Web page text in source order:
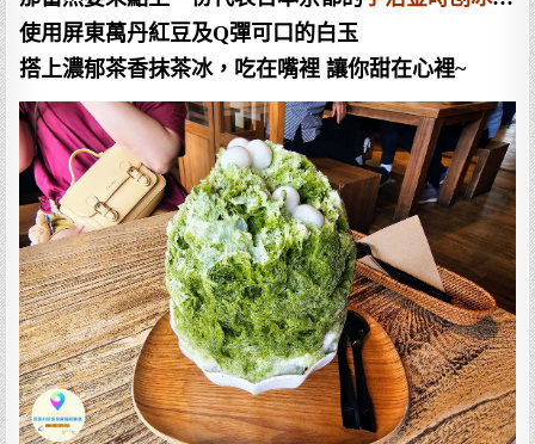
使用屏東萬丹紅豆及Q彈可口的白玉
搭上濃郁茶香抹茶冰，吃在嘴裡 讓你甜在心裡~